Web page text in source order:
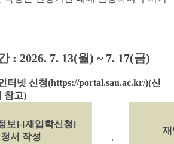
: 2026. 7. 13(월) ~ 7. 17(금)
터넷 신청(https://portal.sau.ac.kr/)(신
참고)
보]-[재입학신청]
서 작성
→
재